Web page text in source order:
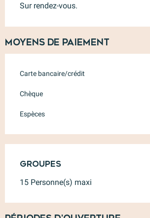
Sur rendez-vous.
Moyens de paiement
Carte bancaire/crédit
Chèque
Espèces
Groupes
Groupes
15 Personne(s) maxi